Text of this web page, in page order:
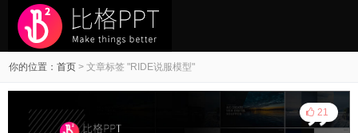
你的位置：首页 > 文章标签 "RIDE说服模型"
21